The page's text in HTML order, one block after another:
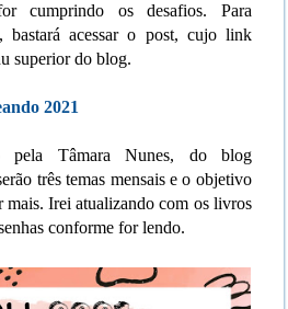
cumprindo os desafios. Para
bastará acessar o post, cujo link
superior do blog.
2021
pela Tâmara Nunes, do blog
três temas mensais e o objetivo
mais. Irei atualizando com os livros
conforme for lendo.